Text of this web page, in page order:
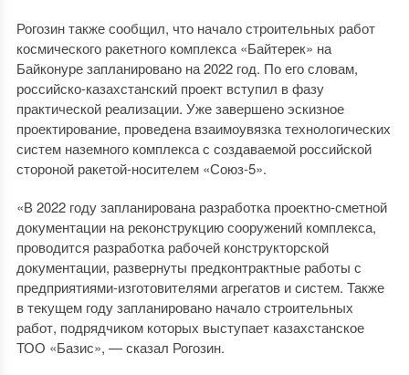
Рогозин также сообщил, что начало строительных работ
космического ракетного комплекса «Байтерек» на
Байконуре запланировано на 2022 год. По его словам,
российско-казахстанский проект вступил в фазу
практической реализации. Уже завершено эскизное
проектирование, проведена взаимоувязка технологических
систем наземного комплекса с создаваемой российской
стороной ракетой-носителем «Союз-5».
«В 2022 году запланирована разработка проектно-сметной
документации на реконструкцию сооружений комплекса,
проводится разработка рабочей конструкторской
документации, развернуты предконтрактные работы с
предприятиями-изготовителями агрегатов и систем. Также
в текущем году запланировано начало строительных
работ, подрядчиком которых выступает казахстанское
ТОО «Базис», — сказал Рогозин.